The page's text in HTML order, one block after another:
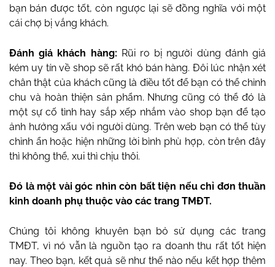
bạn bán được tốt, còn ngược lại sẽ đồng nghĩa với một
cái chợ bị vắng khách.
Đánh giá khách hàng: Rũi ro bị người dùng đánh giá
kém uy tín về shop sẽ rất khó bán hàng. Đôi lúc nhận xét
chân thật của khách cũng là điều tốt để bạn có thể chỉnh
chu và hoàn thiện sản phẩm. Nhưng cũng có thể đó là
một sự cố tình hay sắp xếp nhắm vào shop bạn để tạo
ảnh hưởng xấu với người dùng. Trên web bạn có thể tùy
chỉnh ẩn hoặc hiện những lời bình phù hợp, còn trên đây
thì không thể, xui thì chịu thôi.
Đó là một vài góc nhìn còn bất tiện nếu chỉ đơn thuần
kinh doanh phụ thuộc vào các trang TMĐT.
Chúng tôi không khuyên bạn bỏ sử dụng các trang
TMĐT, vì nó vẫn là nguồn tạo ra doanh thu rất tốt hiện
nay. Theo bạn, kết quả sẽ như thế nào nếu kết hợp thêm